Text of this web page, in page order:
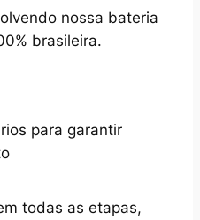
nossa bateria
brasileira.
para garantir
todas as etapas,